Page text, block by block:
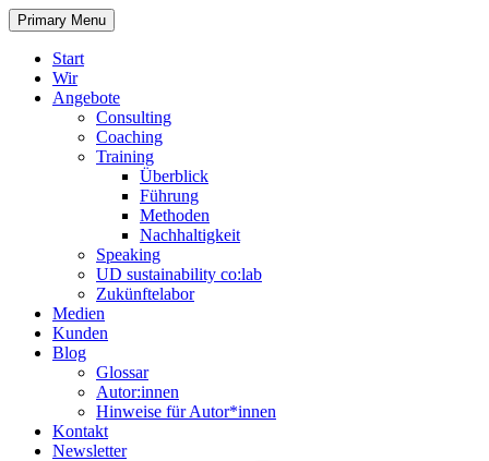
Primary Menu
Start
Wir
Angebote
Consulting
Coaching
Training
Überblick
Führung
Methoden
Nachhaltigkeit
Speaking
UD sustainability co:lab
Zukünftelabor
Medien
Kunden
Blog
Glossar
Autor:innen
Hinweise für Autor*innen
Kontakt
Newsletter